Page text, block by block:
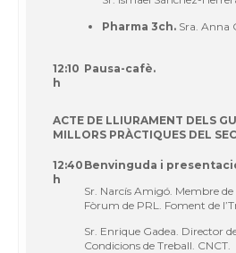
Pharma 3ch. Sra. Anna
12:10
h
Pausa-cafè.
ACTE DE LLIURAMENT DELS
MILLORS PRÀCTIQUES DEL
12:40
h
Benvinguda i
Sr. Narcís Amigó. Membre de
Fòrum de PRL. Foment de
Sr. Enrique Gadea. Director
Condicions de Treball. CNCT.